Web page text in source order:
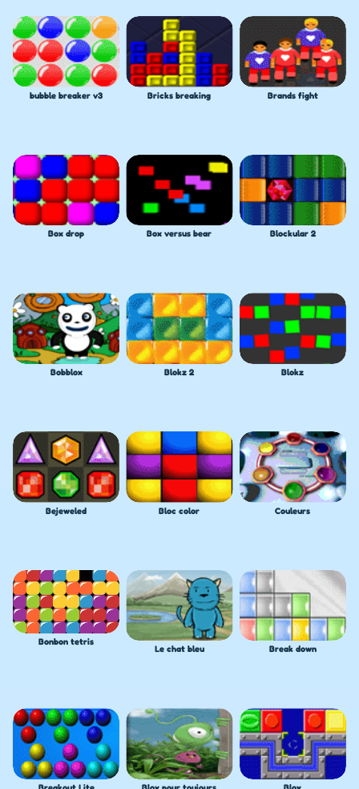
bubble breaker v3 Bricks breaking Brands fight
Box drop Box versus bear Blockular 2
Bobblox Blokz 2 Blokz
Bejeweled Bloc color Couleurs
Bonbon tetris
Le chat bleu Break down